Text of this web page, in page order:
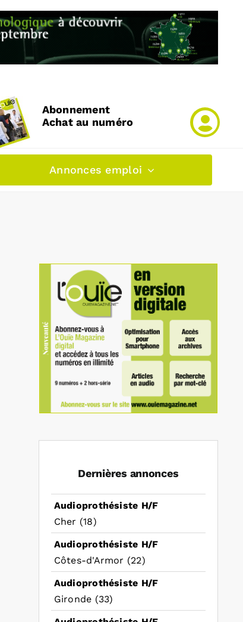
Abonnement
Achat au numéro
Annonces emploi
Dernières annonces
Audioprothésiste H/F
Cher (18)
Audioprothésiste H/F
Côtes-d'Armor (22)
Audioprothésiste H/F
Gironde (33)